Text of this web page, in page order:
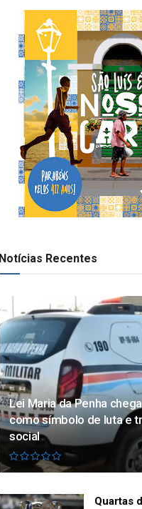
Notícias Recentes
Lei Maria da Penha
como símbolo de luta e
social
Quartas